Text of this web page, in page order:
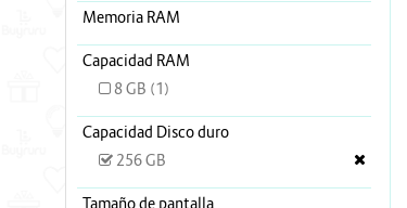
Telefonía IP
Memoria RAM
Capacidad RAM
8 GB (1)
Capacidad Disco duro
256 GB
Tamaño de pantalla